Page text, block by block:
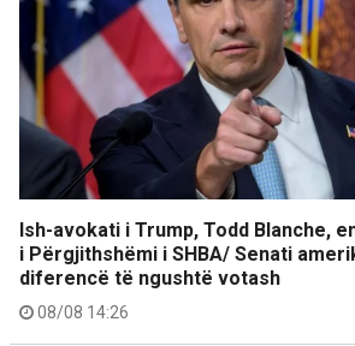
Ish-avokati i Trump, Todd Blanche,
i Përgjithshëmi i SHBA/ Senati
diferencë të ngushtë votash
08/08 14:26